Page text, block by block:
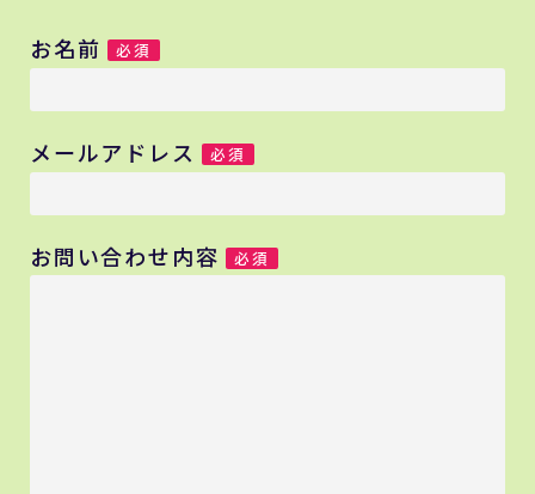
お名前 必須
メールアドレス 必須
お問い合わせ内容 必須